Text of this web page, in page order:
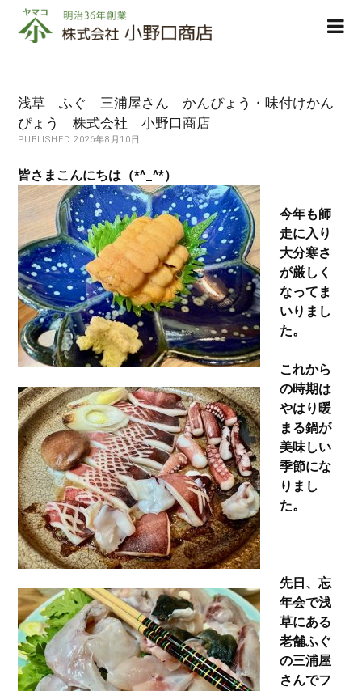
株
式
小
野
口
店
浅草 ふぐ 三浦屋さん かんぴょう・味付けかん
ぴょう 株式会社 小野口商店
PUBLISHED 2026年8月10日
皆さまこんにちは（*^_^*）
今年も師
走に入り
大分寒さ
が厳しく
なってま
いりまし
た。
これから
の時期は
やはり暖
まる鍋が
美味しい
季節にな
りまし
た。
先日、忘
年会で浅
草にある
老舗ふぐ
の三浦屋
さんでフ